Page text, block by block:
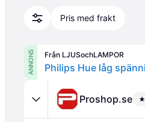
Pris med frakt
ANNONS Från LJUSochLAMPOR
Philips Hue låg
Proshop.se